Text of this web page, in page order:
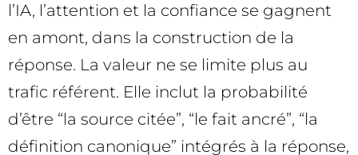
l’IA, l’attention et la confiance se gagnent
en amont, dans la construction de la
réponse. La valeur ne se limite plus au
trafic référent. Elle inclut la probabilité
d’être “la source citée”, “le fait ancré”, “la
définition canonique” intégrés à la réponse,